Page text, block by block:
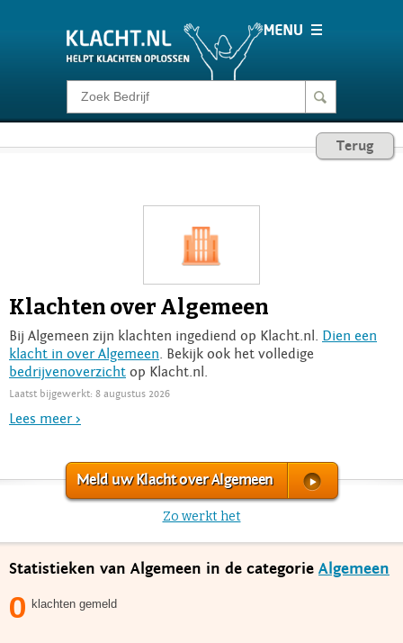
Klacht melden
Login
Terug
Klachten over Algemeen
Bij Algemeen zijn klachten ingediend op Klacht.nl. Dien een
klacht in over Algemeen . Bekijk ook het volledige
bedrijvenoverzicht op Klacht.nl.
Laatst bijgewerkt: 8 augustus 2026
Lees meer >
Meld uw Klacht over Algemeen
Zo werkt het
Statistieken van Algemeen in de categorie Algemeen
0 klachten gemeld